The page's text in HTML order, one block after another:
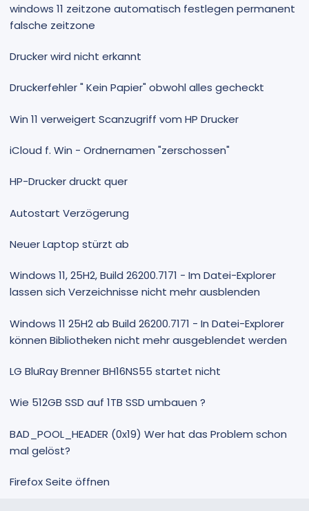
windows 11 zeitzone automatisch festlegen permanent
falsche zeitzone
Drucker wird nicht erkannt
Druckerfehler " Kein Papier" obwohl alles gecheckt
Win 11 verweigert Scanzugriff vom HP Drucker
iCloud f. Win - Ordnernamen "zerschossen"
HP-Drucker druckt quer
Autostart Verzögerung
Neuer Laptop stürzt ab
Windows 11, 25H2, Build 26200.7171 - Im Datei-Explorer
lassen sich Verzeichnisse nicht mehr ausblenden
Windows 11 25H2 ab Build 26200.7171 - In Datei-Explorer
können Bibliotheken nicht mehr ausgeblendet werden
LG BluRay Brenner BH16NS55 startet nicht
Wie 512GB SSD auf 1TB SSD umbauen ?
BAD_POOL_HEADER (0x19) Wer hat das Problem schon
mal gelöst?
Firefox Seite öffnen